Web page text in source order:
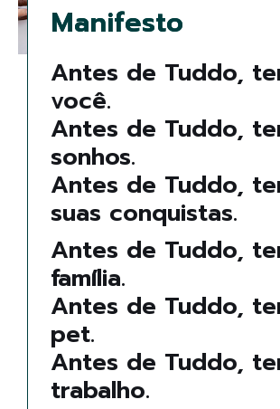
Manifesto
Antes de Tuddo,
você.
Antes de Tuddo,
sonhos.
Antes de Tuddo,
suas conquistas.
Antes de Tuddo,
família.
Antes de Tuddo,
pet.
Antes de Tuddo,
trabalho.